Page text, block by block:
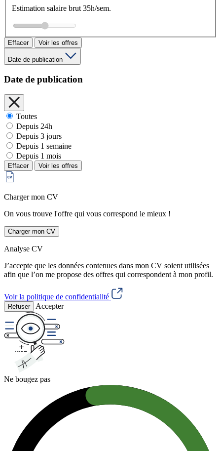
Estimation salaire brut 35h/sem.
Effacer Voir les offres
Date de publication
Date de publication
Toutes
Depuis 24h
Depuis 3 jours
Depuis 1 semaine
Depuis 1 mois
Effacer Voir les offres
Charger mon CV
On vous trouve l'offre qui vous correspond le mieux !
Charger mon CV
Analyse CV
J’accepte que les données contenues dans mon CV soient utilisées
afin que l’on me propose des offres qui correspondent à mon profil.
Voir la politique de confidentialité
Refuser Accepter
Ne bougez pas